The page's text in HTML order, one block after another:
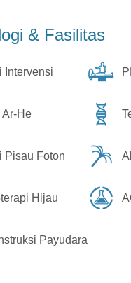
& Fasilitas
Intervensi
Ar-He
Pisau Foton
Hijau
Payudara